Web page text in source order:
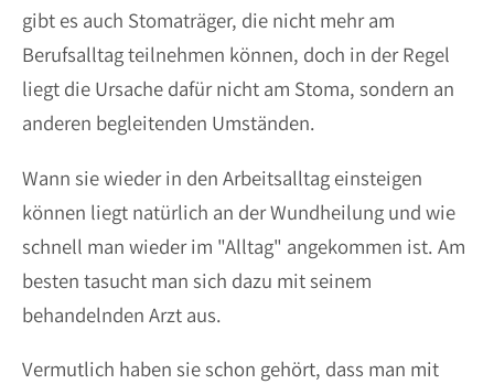
gibt es auch Stomaträger, die nicht mehr am
Berufsalltag teilnehmen können, doch in der Regel
liegt die Ursache dafür nicht am Stoma, sondern an
anderen begleitenden Umständen.
Wann sie wieder in den Arbeitsalltag einsteigen
können liegt natürlich an der Wundheilung und wie
schnell man wieder im "Alltag" angekommen ist. Am
besten tasucht man sich dazu mit seinem
behandelnden Arzt aus.
Vermutlich haben sie schon gehört, dass man mit